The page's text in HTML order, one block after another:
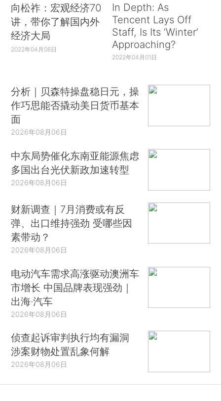
向松祚：宏观经济70
讲，带你了解国内外
经济大局
2022年04月06日
In Depth: As
Tencent Lays Off
Staff, Is Its ‘Winter’
Approaching?
2022年04月01日
分析｜贝森特操盘稳日元，操
作巧思能否撬动美日货币基本
面
2026年08月06日
中东局势催化东南亚能源焦虑
多国出台光伏新政加速转型
2026年08月06日
财新调查｜7月消费或有反
弹、出口维持强劲 受哪些因
素带动？
2026年08月06日
电动汽车需求高涨驱动澳洲车
市增长 中国品牌表现强劲｜
出海·汽车
2026年08月06日
侦查起诉审判执行均有漏洞
涉案财物处置乱象何解
2026年08月06日